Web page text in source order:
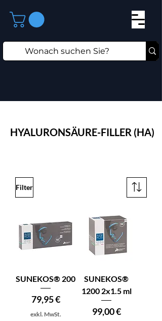
HYALURONSÄURE-FILLER (HA)
Filter
SUNEKOS® 200
Preis
79,95 €
exkl. MwSt.
SUNEKOS®
1200 2x1.5 ml
Preis
99,00 €